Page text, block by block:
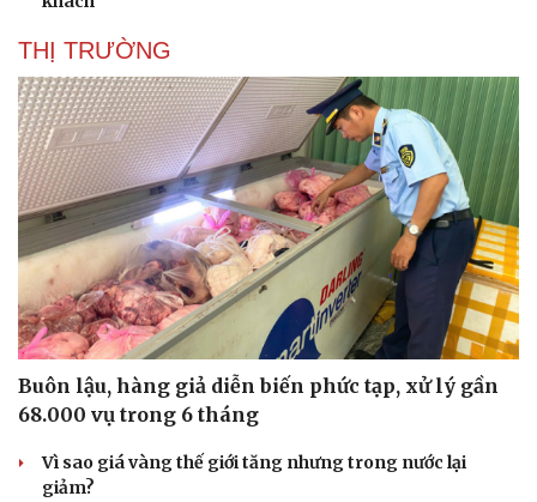
THỊ TRƯỜNG
Buôn lậu, hàng giả diễn biến phức tạp, xử lý gần
68.000 vụ trong 6 tháng
Vì sao giá vàng thế giới tăng nhưng trong nước lại
giảm?